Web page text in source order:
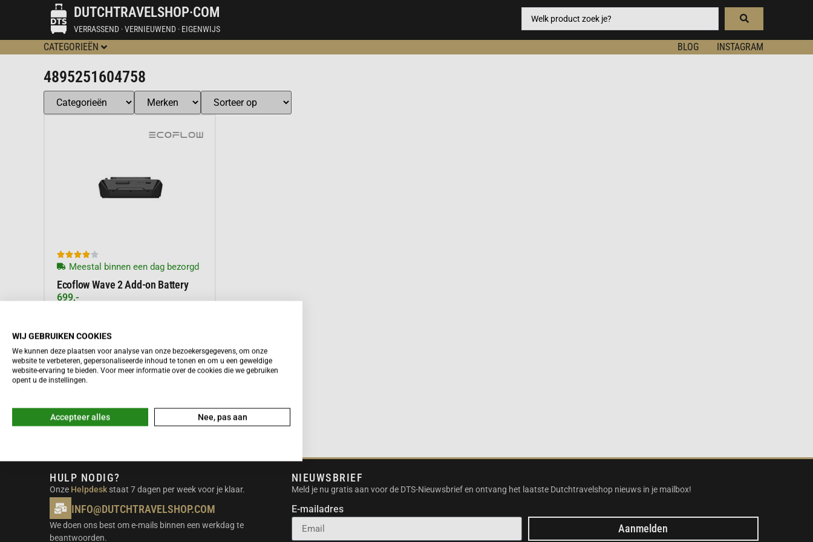
DUTCHTRAVELSHOP·COM
VERRASSEND · VERNIEUWEND · EIGENWIJS
CATEGORIEËN BLOG INSTAGRAM
4895251604758

Meestal binnen een dag bezorgd
Ecoflow Wave 2 Add-on Battery
699,-
Meer informatie
HULP NODIG?
Onze Helpdesk staat 7 dagen per week voor je klaar.
INFO@DUTCHTRAVELSHOP.COM
We doen ons best om e-mails binnen een werkdag te
beantwoorden.
NIEUWSBRIEF
Meld je nu gratis aan voor de DTS-Nieuwsbrief en ontvang het laatste Dutchtravelshop nieuws in je mailbox!
E-mailadres
Aanmelden
WIJ GEBRUIKEN COOKIES
We kunnen deze plaatsen voor analyse van onze bezoekersgegevens, om onze
website te verbeteren, gepersonaliseerde inhoud te tonen en om u een geweldige
website-ervaring te bieden. Voor meer informatie over de cookies die we gebruiken
opent u de instellingen.
Accepteer alles Nee, pas aan